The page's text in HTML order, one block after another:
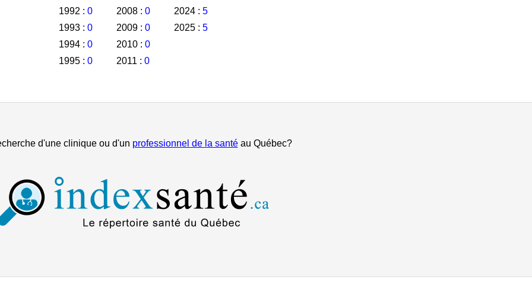
1992 : 0
1993 : 0
1994 : 0
1995 : 0
2008 : 0
2009 : 0
2010 : 0
2011 : 0
2024 : 5
2025 : 5
d'une clinique ou d'un professionnel de la santéau Québec?